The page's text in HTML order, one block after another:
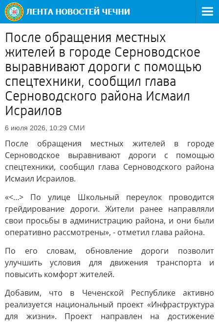
После обращения местных
жителей в городе Серноводское
выравнивают дороги с помощью
спецтехники, сообщил глава
Серноводского района Исмаил
Исраилов
6 июля 2026, 10:29 СМИ
После обращения местных жителей в городе
Серноводское выравнивают дороги с помощью
спецтехники, сообщил глава Серноводского района
Исмаил Исраилов.
«<…> По улице Школьный переулок проводится
грейдирование дороги. Жители ранее направляли
свои просьбы в администрацию района, и они были
оперативно рассмотрены», - отметил глава района.
По его словам, обновление дороги позволит
улучшить условия для движения транспорта и
повысить комфорт жителей.
Добавим, что в Чеченской Республике активно
реализуется национальный проект «Инфраструктура
для жизни». Проект направлен на достижение